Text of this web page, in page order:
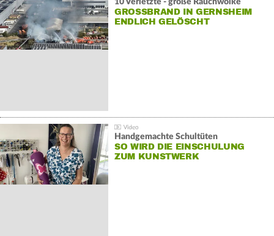
10 Verletzte - große Rauchwolke
GROSSBRAND IN GERNSHEIM E
NDLICH GELÖSCHT
Handgemachte Schultüten
SO WIRD DIE EINSCHULUNG
ZUM KUNSTWERK